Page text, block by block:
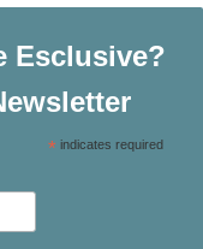
Esclusive?
*indicates required